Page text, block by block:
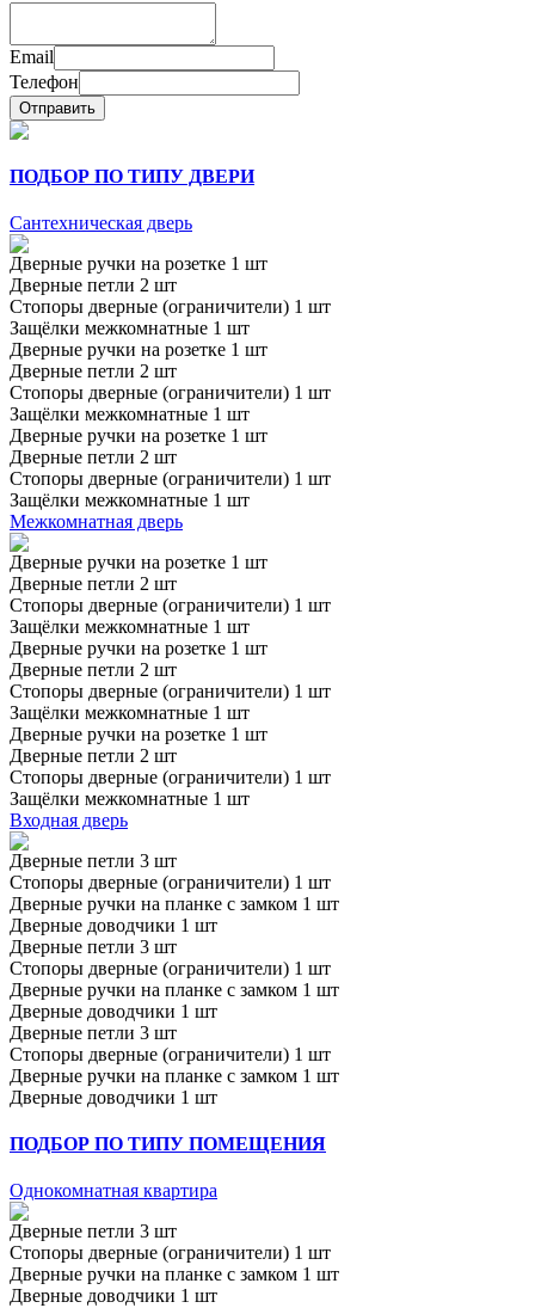
Email
Телефон
Отправить
ПОДБОР ПО ТИПУ ДВЕРИ
Сантехническая дверь
Дверные ручки на розетке 1 шт
Дверные петли 2 шт
Стопоры дверные (ограничители) 1 шт
Защёлки межкомнатные 1 шт
Дверные ручки на розетке 1 шт
Дверные петли 2 шт
Стопоры дверные (ограничители) 1 шт
Защёлки межкомнатные 1 шт
Дверные ручки на розетке 1 шт
Дверные петли 2 шт
Стопоры дверные (ограничители) 1 шт
Защёлки межкомнатные 1 шт
Межкомнатная дверь
Дверные ручки на розетке 1 шт
Дверные петли 2 шт
Стопоры дверные (ограничители) 1 шт
Защёлки межкомнатные 1 шт
Дверные ручки на розетке 1 шт
Дверные петли 2 шт
Стопоры дверные (ограничители) 1 шт
Защёлки межкомнатные 1 шт
Дверные ручки на розетке 1 шт
Дверные петли 2 шт
Стопоры дверные (ограничители) 1 шт
Защёлки межкомнатные 1 шт
Входная дверь
Дверные петли 3 шт
Стопоры дверные (ограничители) 1 шт
Дверные ручки на планке с замком 1 шт
Дверные доводчики 1 шт
Дверные петли 3 шт
Стопоры дверные (ограничители) 1 шт
Дверные ручки на планке с замком 1 шт
Дверные доводчики 1 шт
Дверные петли 3 шт
Стопоры дверные (ограничители) 1 шт
Дверные ручки на планке с замком 1 шт
Дверные доводчики 1 шт
ПОДБОР ПО ТИПУ ПОМЕЩЕНИЯ
Однокомнатная квартира
Дверные петли 3 шт
Стопоры дверные (ограничители) 1 шт
Дверные ручки на планке с замком 1 шт
Дверные доводчики 1 шт